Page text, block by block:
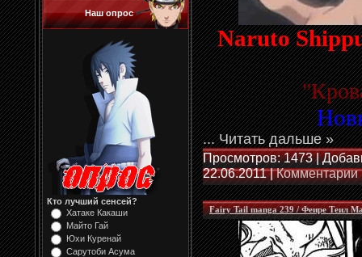
Наш опрос
Кто лучший сенсей?
Хатаке Какаши
Майто Гай
Юхи Куренай
Сарутоби Асума
Naruto
"
...Читать дальше »
Просмотров: 1473 |
22.06.2011|Комментарии
Fairy Tail manga 239 / Феире Теил